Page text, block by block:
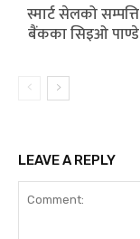
स्मार्ट सेलको
बैंकका सिइओ पाण्डे
LEAVE A REPLY